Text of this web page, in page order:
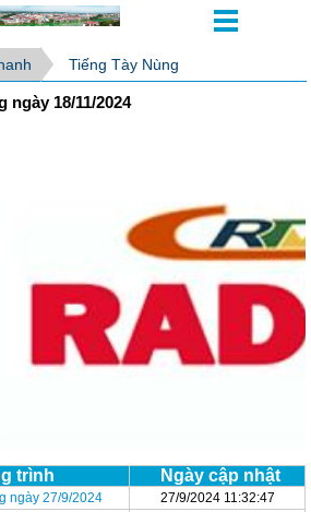
Tiếng Tày Nùng
ngày 18/11/2024
trình Ngày cập nhật
ngày 27/9/2024
27/9/2024 11:32:47